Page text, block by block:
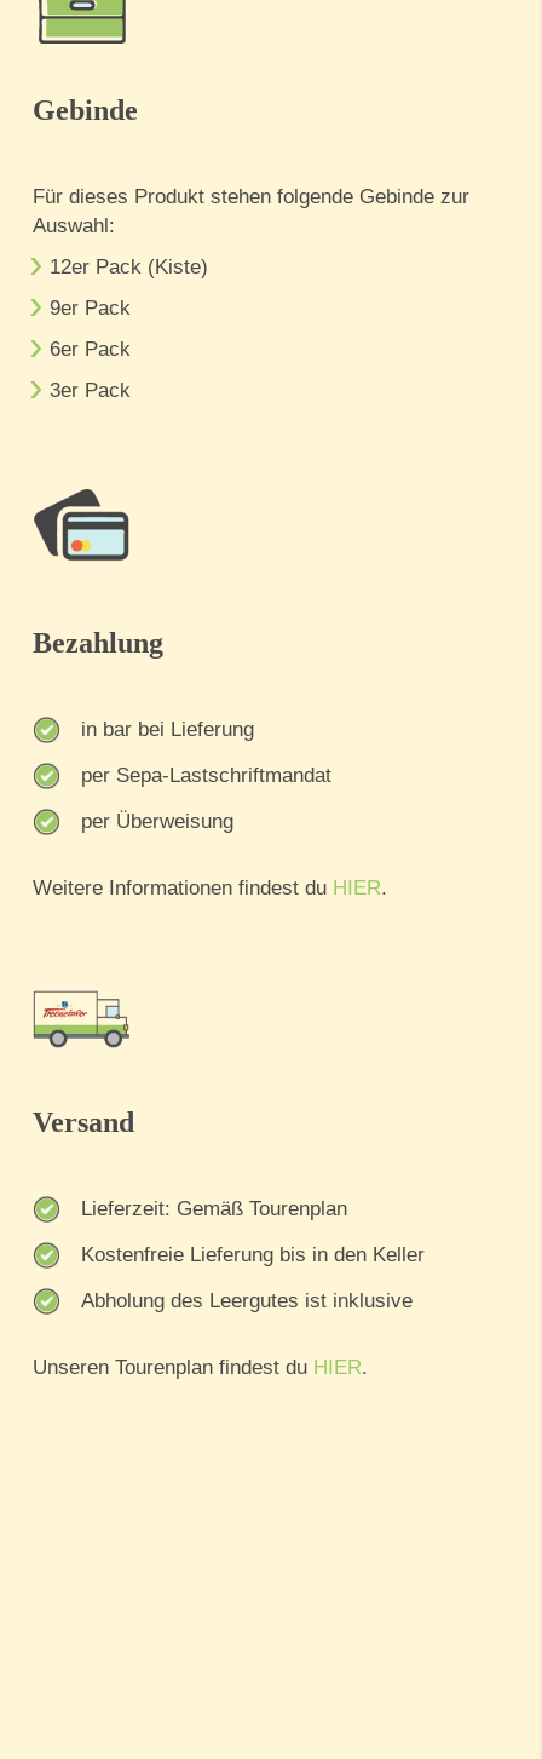
Gebinde
Für dieses Produkt stehen folgende Gebinde zur
Auswahl:
12er Pack (Kiste)
9er Pack
6er Pack
3er Pack
Bezahlung
in bar bei Lieferung
per Sepa-Lastschriftmandat
per Überweisung
Weitere Informationen findest du HIER.
Versand
Lieferzeit: Gemäß Tourenplan
Kostenfreie Lieferung bis in den Keller
Abholung des Leergutes ist inklusive
Unseren Tourenplan findest du HIER.